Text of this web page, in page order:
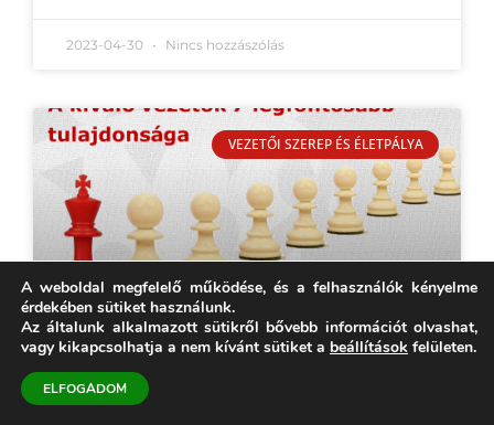
2023-04-30 Nincs hozzászólás
VEZETŐI SZEREP ÉS ÉLETPÁLYA
A kiváló vezetők 7
A weboldal megfelelő működése, és a felhasználók kényelme
érdekében sütiket használunk.
Az általunk alkalmazott sütikről bővebb információt olvashat,
vagy kikapcsolhatja a nem kívánt sütiket a beállítások felületen.
ELFOGADOM